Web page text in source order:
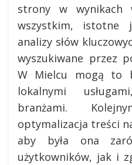
strony w wynikach
wszystkim, istotne
analizy słów
wyszukiwane przez
W Mielcu mogą to
lokalnymi
branżami.
optymalizacja treści
aby była ona
użytkowników, jak i